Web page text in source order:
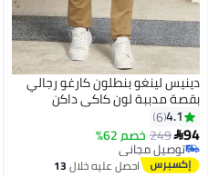
دينيس لينغو بنطلون كارغو رجالي
بقصة مدببة لون كاكي داكن
4.1
6
94
249 خصم 62%
توصيل مجاني
توصيل مجانياحصل عليه خلال13